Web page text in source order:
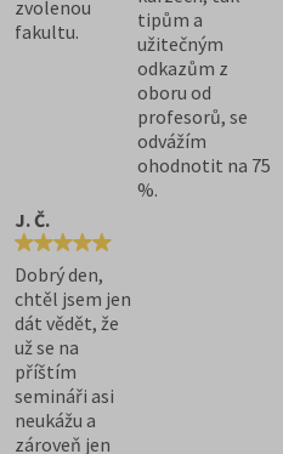
zvolenou
fakultu.
tipům a
užitečným
odkazům z
oboru od
profesorů, se
odvážím
ohodnotit na 75
%.
J. Č.
Dobrý den,
chtěl jsem jen
dát vědět, že
už se na
příštím
semináři asi
neukážu a
zároveň jen